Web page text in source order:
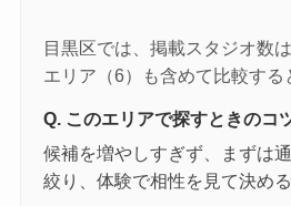
目黒区では、掲載スタジオ数
エリア（6）も含めて比較する
Q. このエリアで探すときのコ
候補を増やしすぎず、まずは
絞り、体験で相性を見て決め